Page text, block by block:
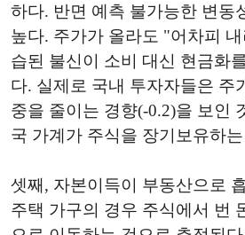
하다. 반면 예측 불가능한 변동
높다. 주가가 올라도 "어차피
습된 불신이 소비 대신 현금화
다. 실제로 국내 투자자들은 주
중을 줄이는 경향(-0.2)을 보인
국 가계가 주식을 장기보유하
셋째, 자본이득이 부동산으로
주택 가구의 경우 주식에서 번